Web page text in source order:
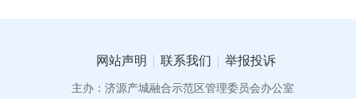
网站声明 联系我们 举报投诉
主办：济源产城融合示范区管理委员会办公室